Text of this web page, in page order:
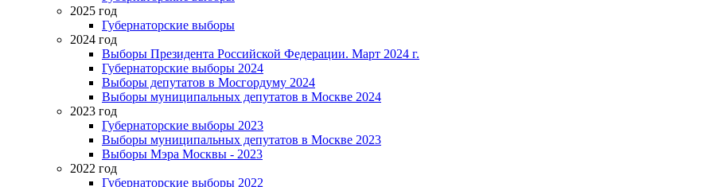
2025 год
Губернаторские выборы
2024 год
Выборы Президента Российской Федерации. Март 2024 г.
Губернаторские выборы 2024
Выборы депутатов в Мосгордуму 2024
Выборы муниципальных депутатов в Москве 2024
2023 год
Губернаторские выборы 2023
Выборы муниципальных депутатов в Москве 2023
Выборы Мэра Москвы - 2023
2022 год
Губернаторские выборы 2022